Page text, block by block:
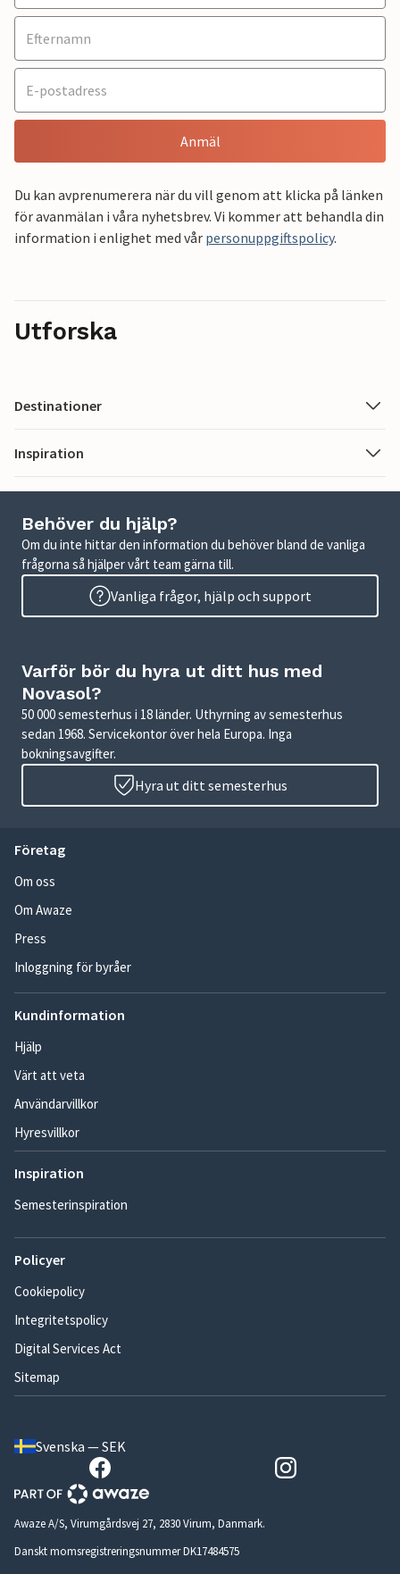
Anmäl
Du kan avprenumerera när du vill genom att klicka på länken
för avanmälan i våra nyhetsbrev. Vi kommer att behandla din
information i enlighet med vår personuppgiftspolicy.
Utforska
Destinationer
Inspiration
Behöver du hjälp?
Om du inte hittar den information du behöver bland de vanliga
frågorna så hjälper vårt team gärna till.
Vanliga frågor, hjälp och support
Varför bör du hyra ut ditt hus med
Novasol?
50 000 semesterhus i 18 länder. Uthyrning av semesterhus
sedan 1968. Servicekontor över hela Europa. Inga
bokningsavgifter.
Hyra ut ditt semesterhus
Företag
Om oss
Om Awaze
Press
Inloggning för byråer
Kundinformation
Hjälp
Värt att veta
Användarvillkor
Hyresvillkor
Inspiration
Semesterinspiration
Policyer
Cookiepolicy
Integritetspolicy
Digital Services Act
Sitemap
Svenska — SEK
Awaze A/S, Virumgårdsvej 27, 2830 Virum, Danmark.
Danskt momsregistreringsnummer DK17484575